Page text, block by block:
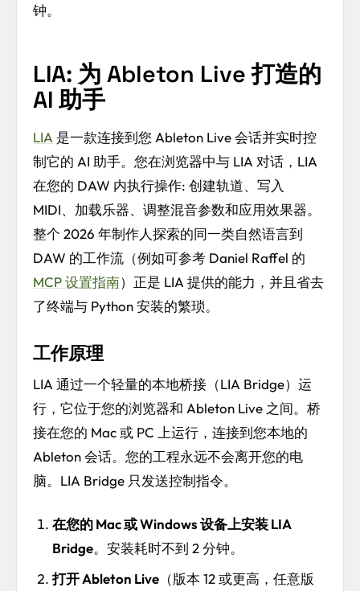
钟。
LIA: 为 Ableton Live 打造的
AI 助手
LIA 是一款连接到您 Ableton Live 会话并实时控
制它的 AI 助手。您在浏览器中与 LIA 对话，LIA
在您的 DAW 内执行操作: 创建轨道、写入
MIDI、加载乐器、调整混音参数和应用效果器。
整个 2026 年制作人探索的同一类自然语言到
DAW 的工作流（例如可参考 Daniel Raffel 的
MCP 设置指南）正是 LIA 提供的能力，并且省去
了终端与 Python 安装的繁琐。
工作原理
LIA 通过一个轻量的本地桥接（LIA Bridge）运
行，它位于您的浏览器和 Ableton Live 之间。桥
接在您的 Mac 或 PC 上运行，连接到您本地的
Ableton 会话。您的工程永远不会离开您的电
脑。LIA Bridge 只发送控制指令。
在您的 Mac 或 Windows 设备上安装 LIA
Bridge。安装耗时不到 2 分钟。
打开 Ableton Live （版本 12 或更高，任意版